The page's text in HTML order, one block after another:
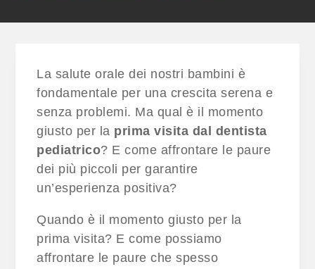
La salute orale dei nostri bambini è
fondamentale per una crescita serena e
senza problemi. Ma qual è il momento
giusto per la prima visita dal dentista
pediatrico? E come affrontare le paure
dei più piccoli per garantire
un’esperienza positiva?
Quando è il momento giusto per la
prima visita? E come possiamo
affrontare le paure che spesso